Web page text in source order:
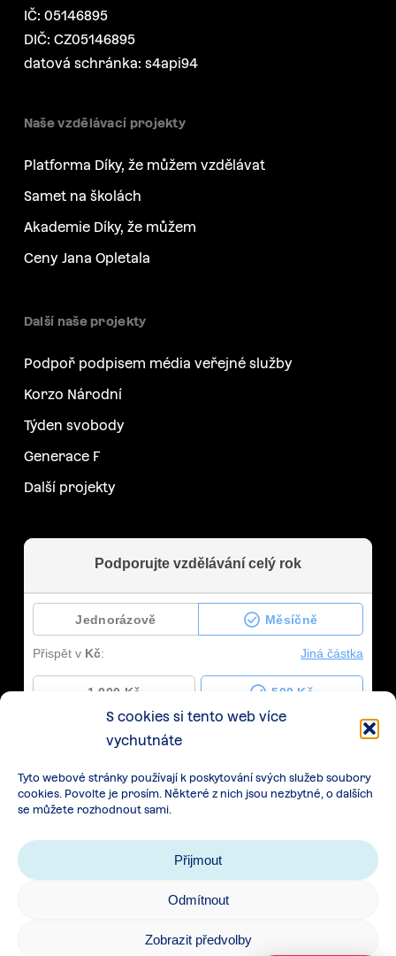
S cookies si tento web více
vychutnáte
Tyto webové stránky používají k poskytování svých služeb soubory
cookies. Povolte je prosím. Některé z nich jsou nezbytné, o dalších
se můžete rozhodnout sami.
Přijmout
Odmítnout
Zobrazit předvolby
IČ: 05146895
DIČ: CZ05146895
datová schránka: s4api94
Naše vzdělávací projekty
Platforma Díky, že můžem vzdělávat
Samet na školách
Akademie Díky, že můžem
Ceny Jana Opletala
Další naše projekty
Podpoř podpisem média veřejné služby
Korzo Národní
Týden svobody
Generace F
Další projekty
Zásady zpracování osobních údajů